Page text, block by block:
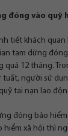
đóng vào quỹ
tiết khách
tạm dừng
quá 12 tháng.
tuất, người sử
tai nạn lao
đóng bảo
hiểm xã hội thì